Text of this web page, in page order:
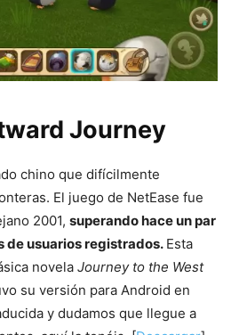
Journey
chino que difícilmente
El juego de NetEase fue
2001, superando hace un par
de usuarios registrados. Esta
novela Journey to the West
su versión para Android en
y dudamos que llegue a